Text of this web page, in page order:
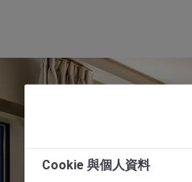
Cookie 與個人資料